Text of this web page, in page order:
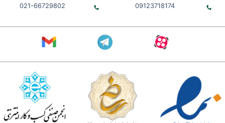
09123718174
021-66729802